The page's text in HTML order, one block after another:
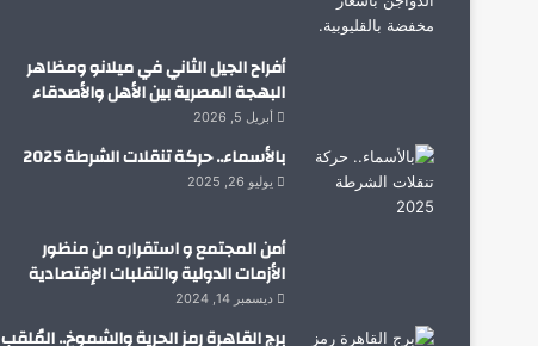
أفراح الجيل الثاني في ميلانو ومظاهر
البهجة المصرية بين الأهل والأصدقاء
أبريل 5, 2026
بالأسماء.. حركة تنقلات الشرطة 2025
يوليو 26, 2025
أمن المجتمع و استقراره من منظور
الأزمات الدولية والتقلبات الإقتصادية
ديسمبر 14, 2024
برج القاهرة رمز الحرية والشموخ.. المُلقب